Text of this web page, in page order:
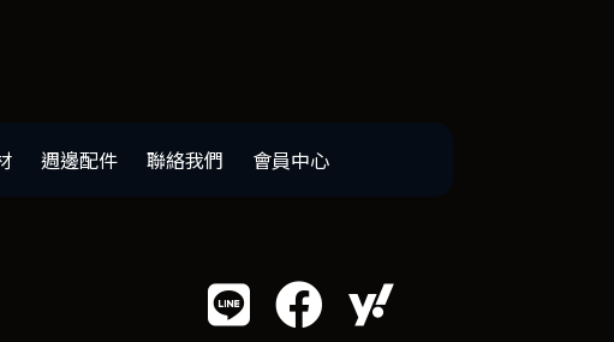
週邊配件 聯絡我們 會員中心